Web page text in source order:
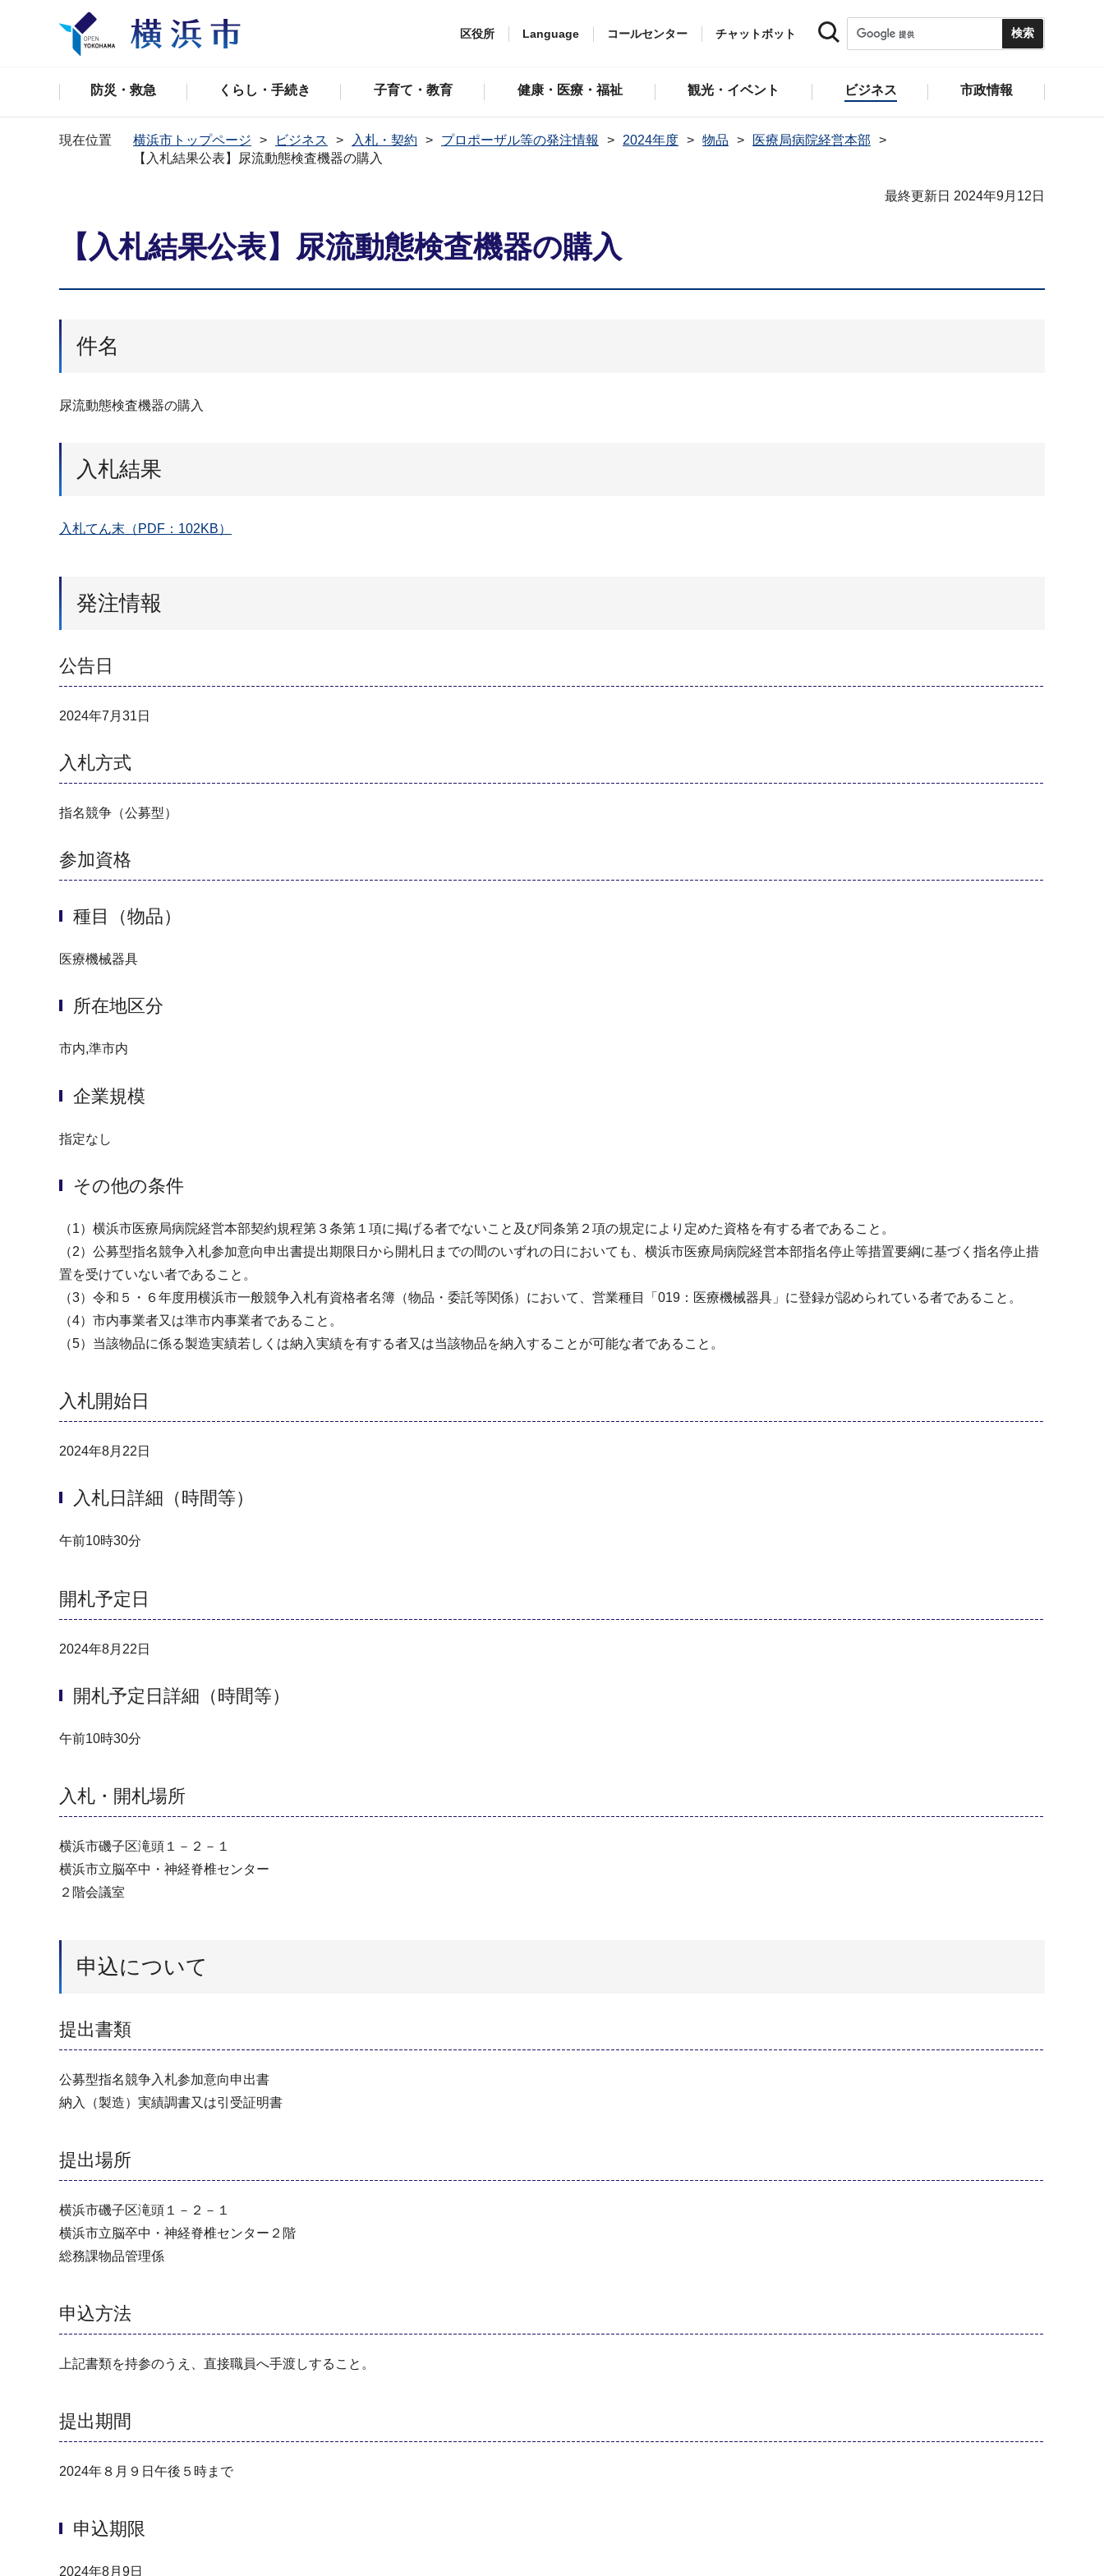
区役所 Language コールセンター チャットボット
防災・救急 くらし・手続き 子育て・教育 健康・医療・福祉 観光・イベント ビジネス 市政情報
現在位置 横浜市トップページ ビジネス 入札・契約 プロポーザル等の発注情報 2024年度 物品
医療局病院経営本部
【入札結果公表】尿流動態検査機器の購入
最終更新日 2024年9月12日
【入札結果公表】尿流動態検査機器の購入
件名
尿流動態検査機器の購入
入札結果
入札てん末（PDF：102KB）
発注情報
公告日
2024年7月31日
入札方式
指名競争（公募型）
参加資格
種目（物品）
医療機械器具
所在地区分
市内,準市内
企業規模
指定なし
その他の条件
（1）横浜市医療局病院経営本部契約規程第３条第１項に掲げる者でないこと及び同条第２項の規定により定めた資格を有する者であること。
（2）公募型指名競争入札参加意向申出書提出期限日から開札日までの間のいずれの日においても、横浜市医療局病院経営本部指名停止等措置要綱に基づく指名停止措
置を受けていない者であること。
（3）令和５・６年度用横浜市一般競争入札有資格者名簿（物品・委託等関係）において、営業種目「019：医療機械器具」に登録が認められている者であること。
（4）市内事業者又は準市内事業者であること。
（5）当該物品に係る製造実績若しくは納入実績を有する者又は当該物品を納入することが可能な者であること。
入札開始日
2024年8月22日
入札日詳細（時間等）
午前10時30分
開札予定日
2024年8月22日
開札予定日詳細（時間等）
午前10時30分
入札・開札場所
横浜市磯子区滝頭１－２－１
横浜市立脳卒中・神経脊椎センター
２階会議室
申込について
提出書類
公募型指名競争入札参加意向申出書
納入（製造）実績調書又は引受証明書
提出場所
横浜市磯子区滝頭１－２－１
横浜市立脳卒中・神経脊椎センター２階
総務課物品管理係
申込方法
上記書類を持参のうえ、直接職員へ手渡しすること。
提出期間
2024年８月９日午後５時まで
申込期限
2024年8月9日